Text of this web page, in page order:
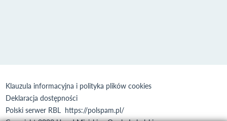
Klauzula informacyjna i polityka plików cookies
Deklaracja dostępności
Polski serwer RBL https://polspam.pl/